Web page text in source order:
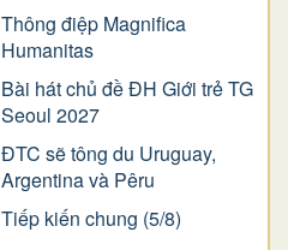
Thông điệp Magnifica
Humanitas
Bài hát chủ đề ĐH Giới trẻ TG
Seoul 2027
ĐTC sẽ tông du Uruguay,
Argentina và Pêru
Tiếp kiến chung (5/8)